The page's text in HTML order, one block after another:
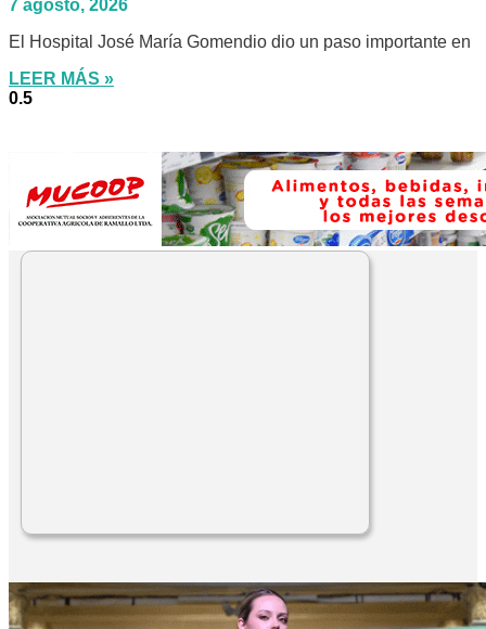
7 agosto, 2026
El Hospital José María Gomendio dio un paso importante en
LEER MÁS »